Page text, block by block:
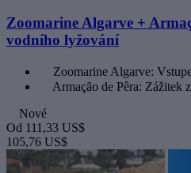
Zoomarine Algarve +
vodního lyžování
Zoomarine Algarve:
Armação de Pêra: Zážitek
Nové
Od 111,33 US$
105,76 US$